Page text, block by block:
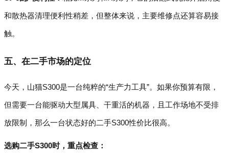
和散热器清理便利性稍差，但整体来说，主要维修点还算容易接
触。
五、在二手市场的定位
今天，山猫S300是一台纯粹的“生产力工具”。如果你预算有限，
但需要一台能驱动大型属具、干重活的机器，且工作场地不受排
放限制，那么一台状态好的二手S300性价比很高。
选购二手S300时，重点检查：